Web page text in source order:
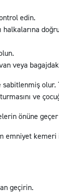
edin.
veya
ve
önüne
emniyet
geçirin.